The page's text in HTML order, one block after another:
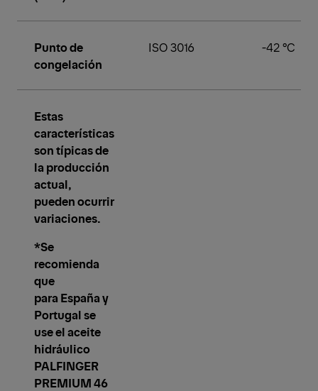
Punto de
congelación
ISO 3016 -42 °C
Estas
características
son típicas de
la producción
actual,
pueden ocurrir
variaciones.
*Se
recomienda
que
para España y
Portugal se
use el aceite
hidráulico
PALFINGER
PREMIUM 46